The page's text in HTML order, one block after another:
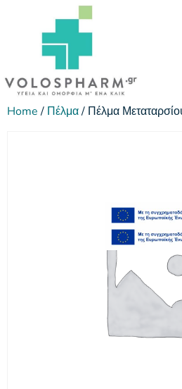
Home/ Πέλμα/ Πέλμα